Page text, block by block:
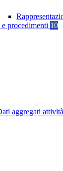
procedimenti 10
aggregati